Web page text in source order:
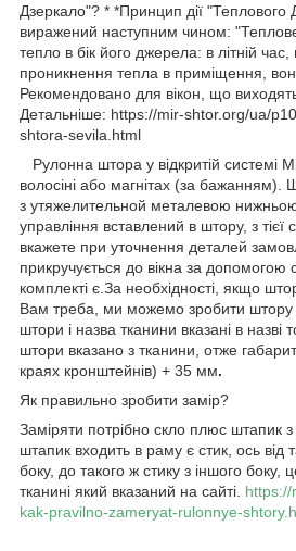
Дзеркало"? * *Принцип дії "Теплового
виражений наступним чином:
тепло в бік його джерела: в літній час,
проникнення тепла в приміщення,
Рекомендовано для вікон, що
Детальніше: https://mir-shtor.org/ua/
shtora-sevila.html
Рулонна штора у відкритій системі
волосіні або магнітах (за бажанням).
з утяжелительной металевою
управління вставлений в штору, з тієї
вкажете при уточнення деталей
прикручується до вікна за допомогою
комплекті є.За необхідності, якщо
Вам треба, ми можемо зробити штору
штори і назва тканини вказані в назві
штори вказано з тканини, отже
краях кронштейнів) + 35 мм.
Як правильно зробити замір?
Заміряти потрібно скло плюс штапик
штапик входить в раму є стик, ось від
боку, до такого ж стику з іншого боку,
тканині який вказаний на сайті. https://
kak-pravilno-zameryat-rulonnye-